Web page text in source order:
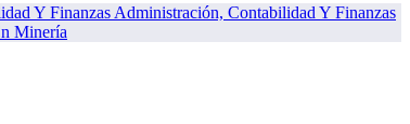
Administración, Contabilidad Y Finanzas
Minería